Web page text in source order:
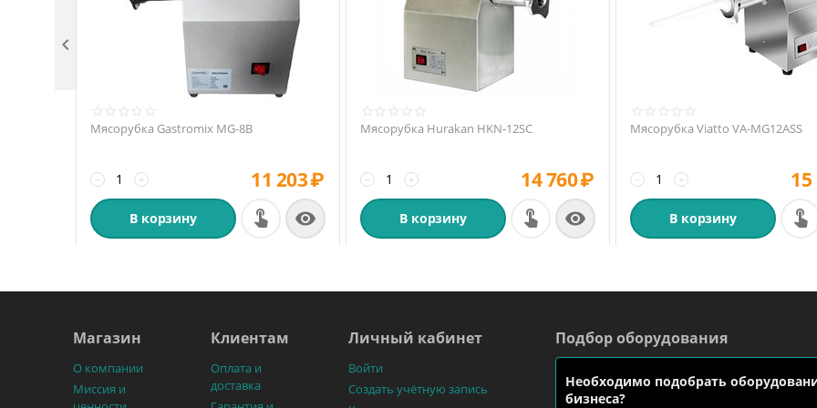
Мясорубка Gastromix MG-8B
+
− 11 203₽
В корзину 
Мясорубка Hurakan HKN-12SC
+
− 14 760₽
В корзину 
Мясорубка Viatto VA-MG12ASS
+
− 15
В корзину

Магазин
О компании
Миссия и
Клиентам
Оплата и
доставка
Личный кабинет
Войти
Создать учётную запись
Подбор оборудования
Необходимо подобрать
бизнеса?